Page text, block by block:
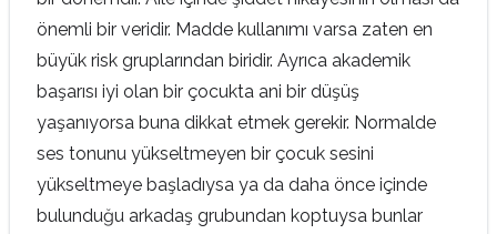
önemli bir veridir. Madde kullanımı varsa zaten en
büyük risk gruplarından biridir. Ayrıca akademik
başarısı iyi olan bir çocukta ani bir düşüş
yaşanıyorsa buna dikkat etmek gerekir. Normalde
ses tonunu yükseltmeyen bir çocuk sesini
yükseltmeye başladıysa ya da daha önce içinde
bulunduğu arkadaş grubundan koptuysa bunlar